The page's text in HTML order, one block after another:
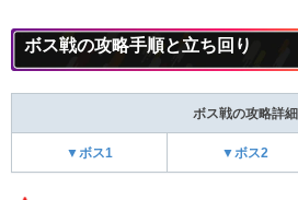
ボス戦の攻略手順と立ち回り
ボス戦の攻略詳細
▼ボス1 ▼ボス2